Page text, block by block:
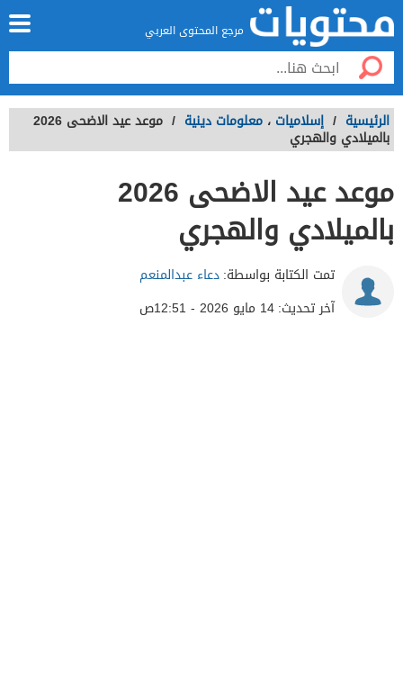
مرجع المحتوى العربي
الرئيسية / إسلاميات ، معلومات دينية / موعد عيد الاضحى 2026
بالميلادي والهجري
موعد عيد الاضحى 2026
بالميلادي والهجري
تمت الكتابة بواسطة:دعاء عبدالمنعم
آخر تحديث:14 مايو 2026 - 12:51ص